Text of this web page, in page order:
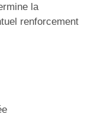
la
renforcement